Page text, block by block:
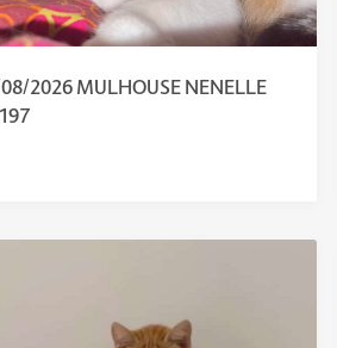
2026 MULHOUSE NENELLE